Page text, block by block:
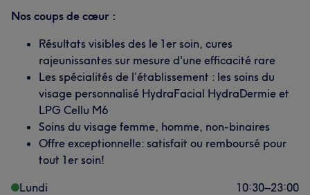
Nos coups de cœur :
Résultats visibles des le 1er soin, cures
rajeunissantes sur mesure d'une efficacité rare
Les spécialités de l’établissement : les soins du
visage personnalisé HydraFacial HydraDermie et
LPG Cellu M6
Soins du visage femme, homme, non-binaires
Offre exceptionnelle: satisfait ou remboursé pour
tout 1er soin!
Lundi
10:30–23:00